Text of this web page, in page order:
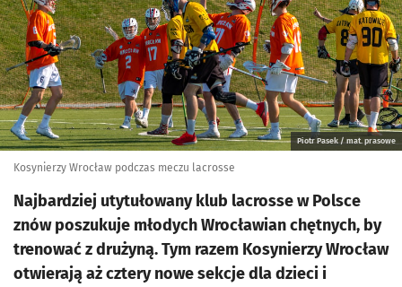
Piotr Pasek / mat. prasowe
Kosynierzy Wrocław podczas meczu lacrosse
Najbardziej utytułowany klub lacrosse w Polsce
znów poszukuje młodych Wrocławian chętnych, by
trenować z drużyną. Tym razem Kosynierzy Wrocław
otwierają aż cztery nowe sekcje dla dzieci i